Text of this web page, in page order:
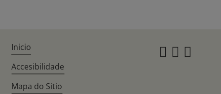
Inicio
Accesibilidade
Mapa do Sitio